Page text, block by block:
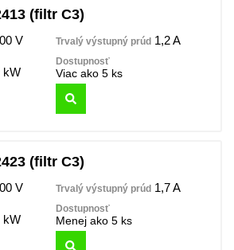
(filtr C3)
V 1,2 A
kW Viac ako 5 ks
(filtr C3)
V 1,7 A
kW Menej ako 5 ks